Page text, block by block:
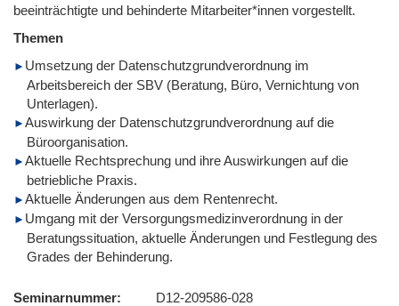
beeinträchtigte und behinderte Mitarbeiter*innen vorgestellt.
Themen
Umsetzung der Datenschutzgrundverordnung im
Arbeitsbereich der SBV (Beratung, Büro, Vernichtung von
Unterlagen).
Auswirkung der Datenschutzgrundverordnung auf die
Büroorganisation.
Aktuelle Rechtsprechung und ihre Auswirkungen auf die
betriebliche Praxis.
Aktuelle Änderungen aus dem Rentenrecht.
Umgang mit der Versorgungsmedizinverordnung in der
Beratungssituation, aktuelle Änderungen und Festlegung des
Grades der Behinderung.
Seminarnummer
D12-209586-028